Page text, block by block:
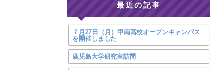
最近の記事
７月27日（月）甲南高校オープンキャンパス
を開催しました
鹿児島大学研究室訪問